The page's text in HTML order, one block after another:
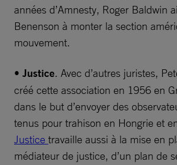
années d’Amnesty, Roger Baldwin
Benenson à monter la section
mouvement.
• Justice. Avec d’autres juristes,
créé cette association en 1956 en
dans le but d’envoyer des
tenus pour trahison en Hongrie et
Justice travaille aussi à la mise en
médiateur de justice, d’un plan de